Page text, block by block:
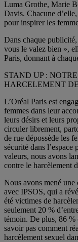
Luma Grothe, Marie
Davis. Chacune
pour inspirer les
Dans chaque
vous le valez bien »,
Paris, donnant à
STAND UP :
HARCELEMENT
L’Oréal Paris est
femmes dans leur
leurs désirs et leurs
circuler librement,
de rue dépossède les
sécurité dans l’espace
valeurs, nous avons
contre le harcèlement
Nous avons mené une
avec IPSOS, qui a
été victimes de
seulement 20 %
témoin. De plus, 86 %
savoir pas comment
harcèlement sexuel